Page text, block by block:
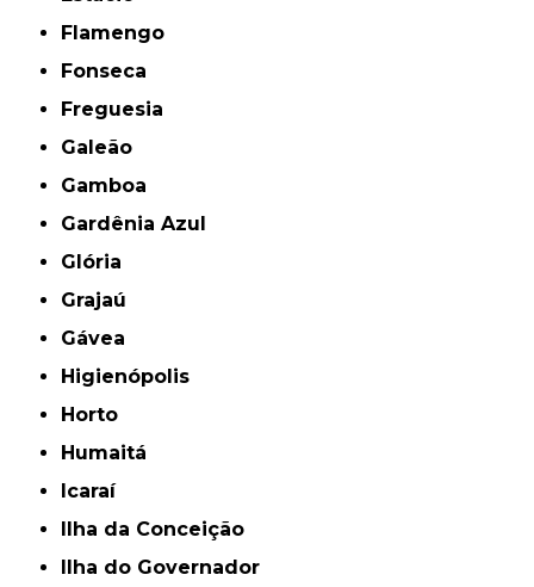
Flamengo
Fonseca
Freguesia
Galeão
Gamboa
Gardênia Azul
Glória
Grajaú
Gávea
Higienópolis
Horto
Humaitá
Icaraí
Ilha da Conceição
Ilha do Governador